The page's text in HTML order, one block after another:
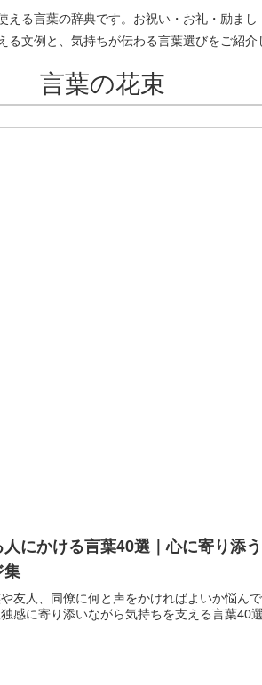
る言葉の辞典です。お祝い・お礼・励ま
る文例と、気持ちが伝わる言葉選びをご紹介
言葉の花束
にかける言葉40選｜心に寄り添う
集
友人、同僚に何と声をかければよいか悩んで
感に寄り添いながら気持ちを支える言葉40選